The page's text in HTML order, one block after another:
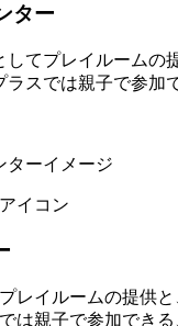
ター
してプレイルームの
ラスでは親子で参加
レイルームの提供
は親子で参加でき